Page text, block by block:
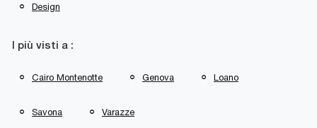
Design
I più visti a :
Cairo Montenotte Genova Loano
Savona Varazze